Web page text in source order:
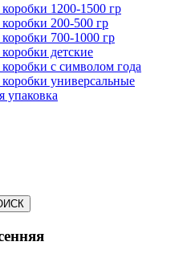
1200-1500 гр
200-500 гр
700-1000 гр
детские
с символом года
универсальные
упаковка